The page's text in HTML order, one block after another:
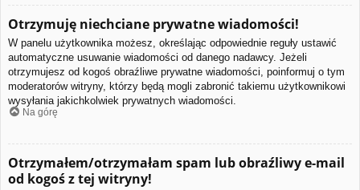
Otrzymuję niechciane prywatne wiadomości!
W panelu użytkownika możesz, określając odpowiednie reguły ustawić
automatyczne usuwanie wiadomości od danego nadawcy. Jeżeli
otrzymujesz od kogoś obraźliwe prywatne wiadomości, poinformuj o tym
moderatorów witryny, którzy będą mogli zabronić takiemu użytkownikowi
wysyłania jakichkolwiek prywatnych wiadomości.
Na górę
Otrzymałem/otrzymałam spam lub obraźliwy e-mail
od kogoś z tej witryny!